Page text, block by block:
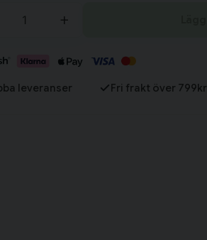
+
leveranser Fri frakt över 799kr
Fortsätt handla